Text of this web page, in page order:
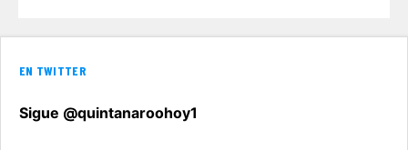
EN TWITTER
Sigue @quintanaroohoy1